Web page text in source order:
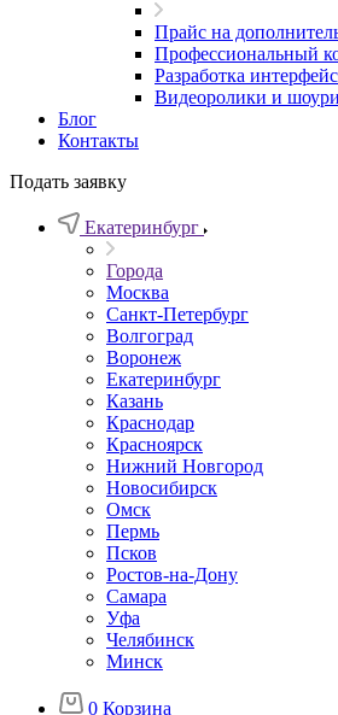
Прайс на
Профессиональный
Разработка
Видеоролики и
Блог
Контакты
Подать заявку
Екатеринбург
Города
Москва
Санкт-Петербург
Волгоград
Воронеж
Екатеринбург
Казань
Краснодар
Красноярск
Нижний Новгород
Новосибирск
Омск
Пермь
Псков
Ростов-на-Дону
Самара
Уфа
Челябинск
Минск
0 Корзина